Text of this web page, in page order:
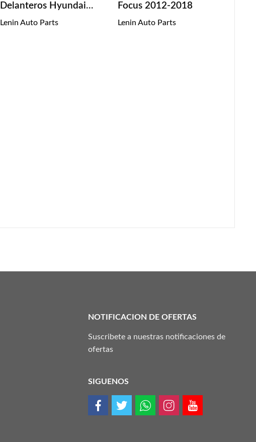
Delanteros Hyundai
Tucson 2004-2009
Lenin Auto Parts
Focus 2012-2018
Lenin Auto Parts
NOTIFICACION DE OFERTAS
Suscribete a nuestras notificaciones de
ofertas
SIGUENOS